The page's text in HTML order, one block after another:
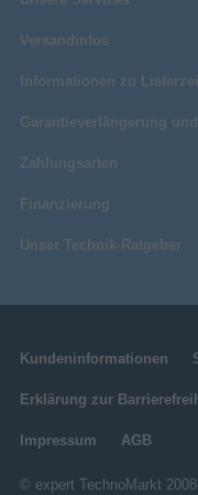
Versandinfos
Informationen zu
Garantieverlängerung
Zahlungsarten
Finanzierung
Unser Technik-Ratgeber
Kundeninformationen
Erklärung zur
Impressum AGB
© expert TechnoMarkt